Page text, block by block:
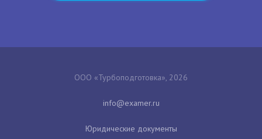
ООО «Турбоподготовка», 2026
Юридические документы